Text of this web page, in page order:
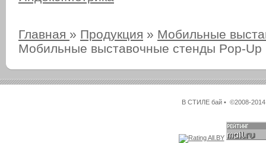
Главная » Продукция » Мобильные
Мобильные выставочные стенды Pop-Up
В СТИЛЕ бай • ©2008-